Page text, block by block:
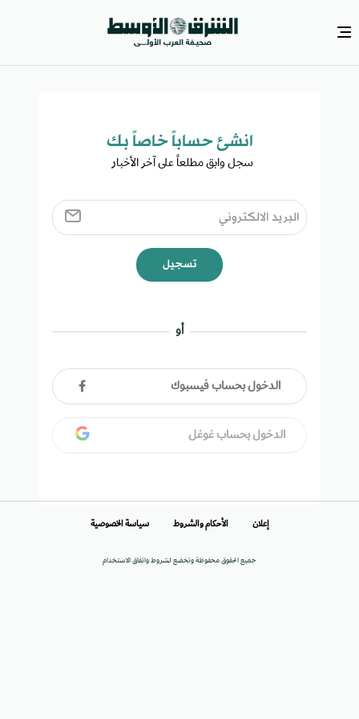
انشئ حساباً خاصاً بك​
سجل وابق مطلعاً على آخر الأخبار ​
تسجيل
أو
الدخول بحساب فيسبوك
الدخول بحساب غوغل
جميع الحقوق محفوظة وتخضع لشروط واتفاق الاستخدام
إعلان الأحكام والشروط سياسة الخصوصية